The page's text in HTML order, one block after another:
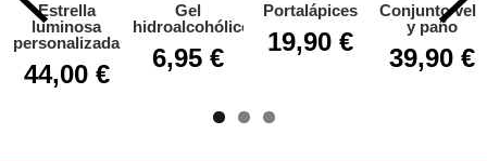
Estrella
luminosa
personalizada
44,00 €
Gel
hidroalcohólico
6,95 €
Portalápices
19,90 €
Conjunto vela
y paño
39,90 €